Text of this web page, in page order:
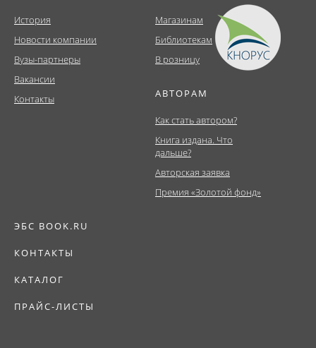
История
Новости компании
Вузы-партнеры
Вакансии
Контакты
Магазинам
Библиотекам
В розницу
АВТОРАМ
Как стать автором?
Книга издана. Что
дальше?
Авторская заявка
Премия «Золотой фонд»
ЭБС BOOK.RU
КОНТАКТЫ
КАТАЛОГ
ПРАЙС-ЛИСТЫ